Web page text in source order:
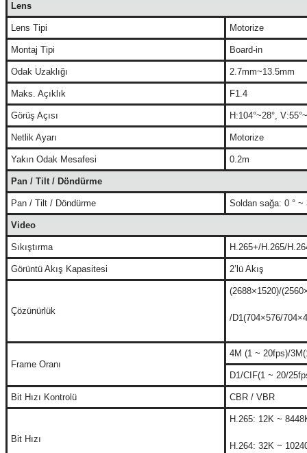
Lens
Lens Tipi Motorize
Montaj Tipi Board-in
Odak Uzaklığı 2.7mm~13.5mm
Maks. Açıklık F1.4
Görüş Açısı H:104°~28°,
Netlik Ayarı Motorize
Yakın Odak Mesafesi 0.2m
Pan / Tilt / Döndürme
Pan / Tilt / Döndürme Soldan sağa: 0 ° ~
Video
Sıkıştırma H.265+/H.265/
Görüntü Akış Kapasitesi 2’lü Akış
Çözünürlük
(2688×1520)/
/D1(704×576/
Frame Oranı
4M (1 ~ 20fps)/
D1/CIF(1 ~ 20/
Bit Hızı Kontrolü CBR / VBR
Bit Hızı
H.265: 12K ~
H.264: 32K ~